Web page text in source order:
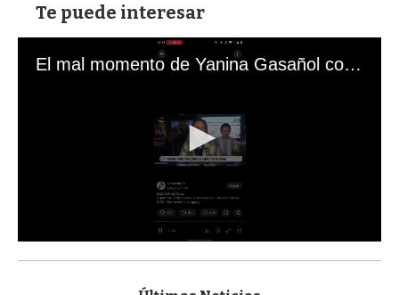
Te puede interesar
El mal momento de Yanina Gasañol con un hincha argentino en "Subrayado"
s